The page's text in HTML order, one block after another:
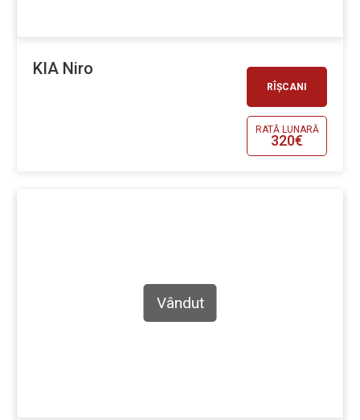
RÎȘCANI
RATĂ LUNARĂ
320€
KIA Niro
Vândut